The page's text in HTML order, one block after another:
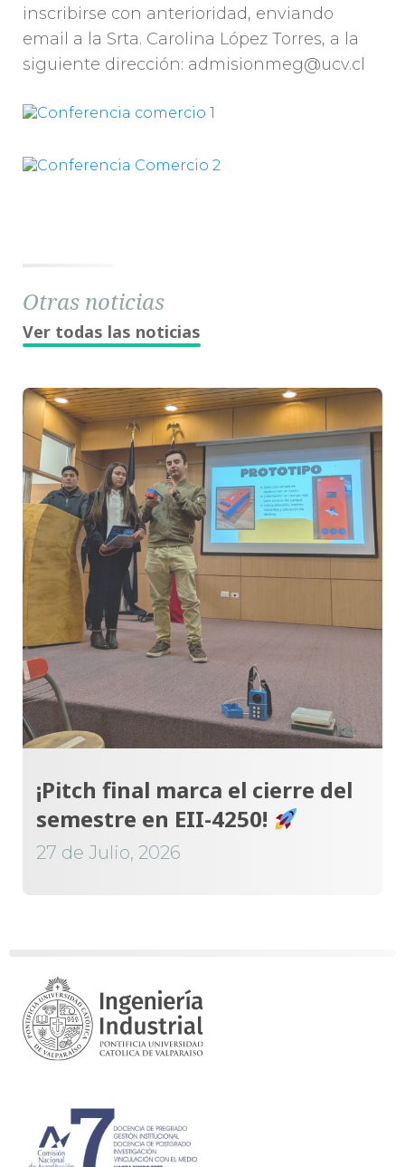
inscribirse con anterioridad, enviando
email a la Srta. Carolina López Torres, a la
siguiente dirección: admisionmeg@ucv.cl
Otras noticias
Ver todas las noticias
¡Pitch final marca el cierre del
semestre en EII-4250!
27 de Julio, 2026